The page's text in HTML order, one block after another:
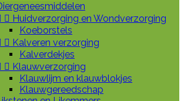
 Huidverzorging en Wondverzorging
Koeborstels
 Kalveren verzorging
Kalverdekjes
 Klauwverzorging
Klauwlijm en klauwblokjes
Klauwgereedschap